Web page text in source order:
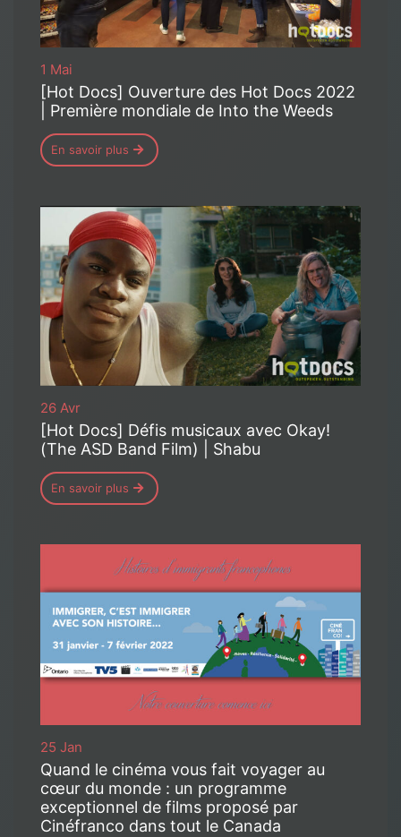
1 Mai
[Hot Docs] Ouverture des Hot Docs 2022
| Première mondiale de Into the Weeds
En savoir plus
26 Avr
[Hot Docs] Défis musicaux avec Okay!
(The ASD Band Film) | Shabu
En savoir plus
25 Jan
Quand le cinéma vous fait voyager au
cœur du monde : un programme
exceptionnel de films proposé par
Cinéfranco dans tout le Canada